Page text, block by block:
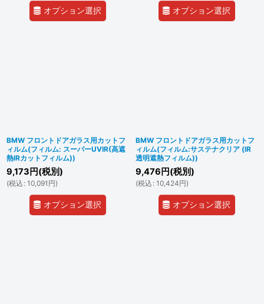
オプション選択 オプション選択
BMW フロントドアガラス用カットフ
ィルム(フィルム: スーパーUVIR(高遮
熱IRカットフィルム))
9,173 円(税別)
(税込 : 10,091 円)
オプション選択
BMW フロントドアガラス用カットフ
ィルム(フィルム:サステナクリア (IR
透明遮熱フィルム))
9,476 円(税別)
(税込 : 10,424円)
オプション選択